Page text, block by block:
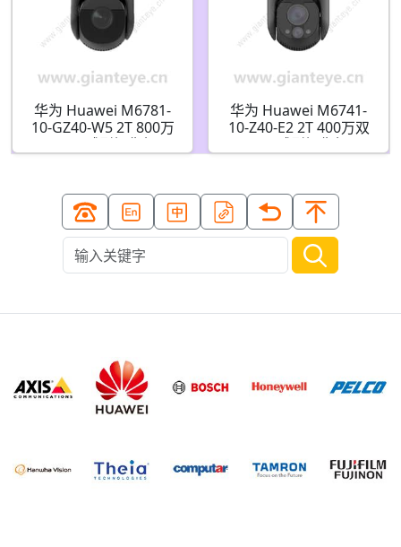
华为 Huawei M6781-
10-GZ40-W5 2T 800万
5G AI球型摄像机
华为 Huawei M6741-
10-Z40-E2 2T 400万双
目AI球型摄像机